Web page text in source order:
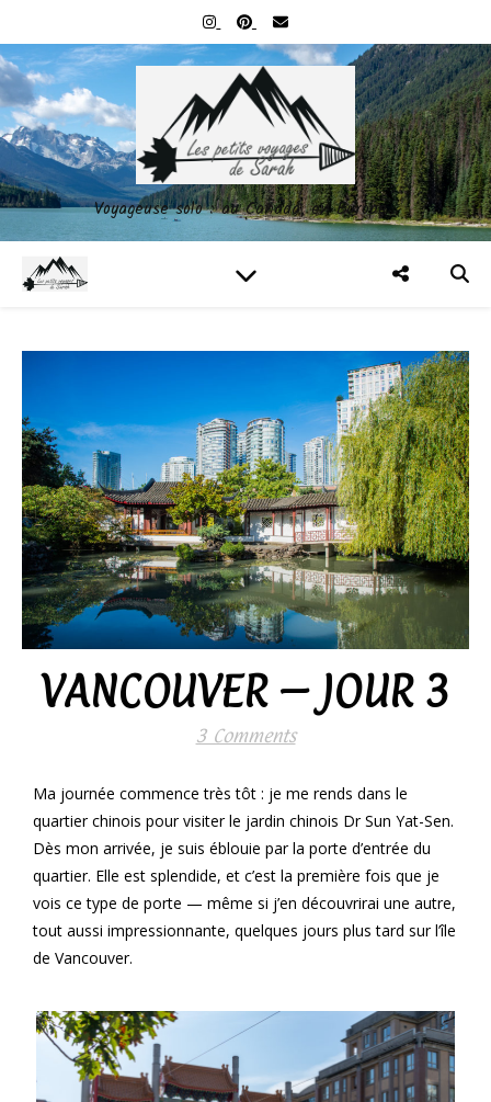
Voyageuse solo : au Canada, en Europe…
VANCOUVER – JOUR 3
3 Comments
Ma journée commence très tôt : je me rends dans le
quartier chinois pour visiter le jardin chinois Dr Sun Yat-Sen.
Dès mon arrivée, je suis éblouie par la porte d’entrée du
quartier. Elle est splendide, et c’est la première fois que je
vois ce type de porte — même si j’en découvrirai une autre,
tout aussi impressionnante, quelques jours plus tard sur l’île
de Vancouver.